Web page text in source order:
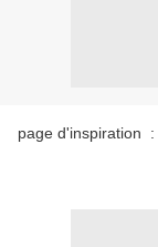
page d'inspiration :